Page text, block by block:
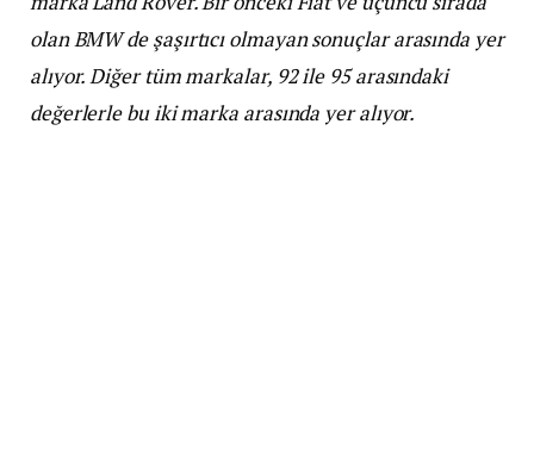
olan BMW de şaşırtıcı olmayan sonuçlar arasında yer
alıyor. Diğer tüm markalar, 92 ile 95 arasındaki
değerlerle bu iki marka arasında yer alıyor.